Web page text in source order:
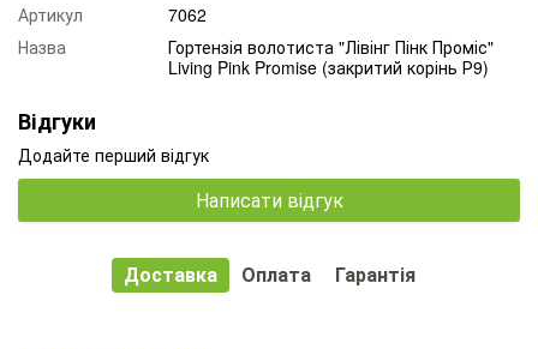
Артикул
7062
Назва
Гортензія волотиста "Лівінг Пінк Проміс"
Living Pink Promise (закритий корінь Р9)
Відгуки
Додайте перший відгук
Написати відгук
Доставка Оплата Гарантія